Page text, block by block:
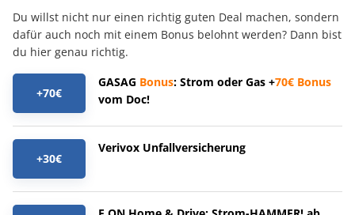
Du willst nicht nur einen richtig guten Deal machen, sondern
dafür auch noch mit einem Bonus belohnt werden? Dann bist
du hier genau richtig.
+70€
GASAG Bonus: Strom oder Gas +70€ Bonus
vom Doc!
+30€
Verivox Unfallversicherung